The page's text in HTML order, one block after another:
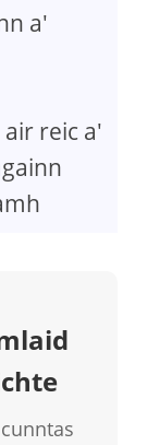
a'
reic a'